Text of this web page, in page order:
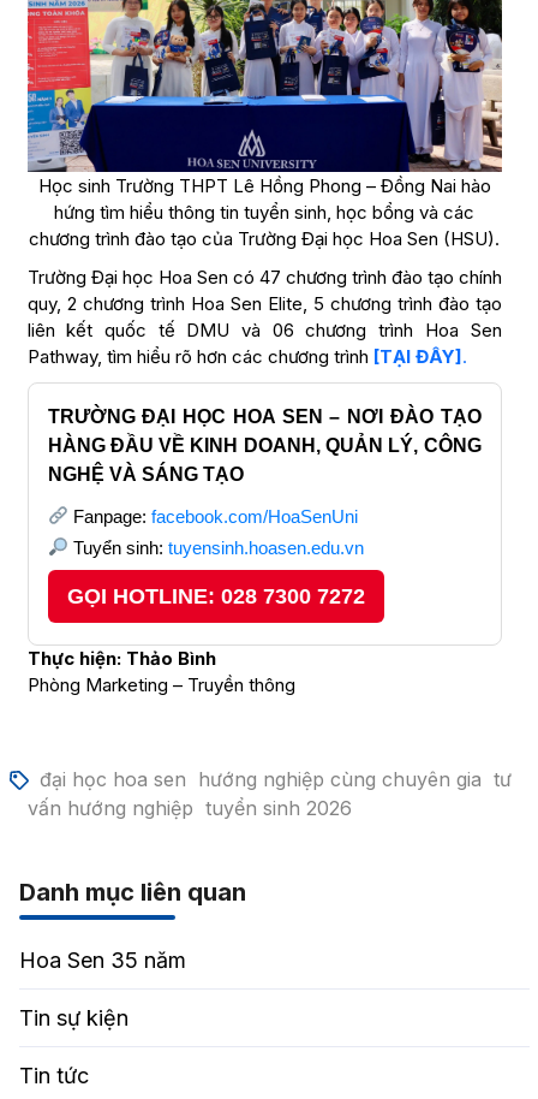
Học sinh Trường THPT Lê Hồng Phong – Đồng Nai hào
hứng tìm hiểu thông tin tuyển sinh, học bổng và các
chương trình đào tạo của Trường Đại học Hoa Sen (HSU).
Trường Đại học Hoa Sen có 47 chương trình đào tạo chính
quy, 2 chương trình Hoa Sen Elite, 5 chương trình đào tạo
liên kết quốc tế DMU và 06 chương trình Hoa Sen
Pathway, tìm hiểu rõ hơn các chương trình [TẠI ĐÂY].
TRƯỜNG ĐẠI HỌC HOA SEN – NƠI ĐÀO TẠO
HÀNG ĐẦU VỀ KINH DOANH, QUẢN LÝ, CÔNG
NGHỆ VÀ SÁNG TẠO
Fanpage: facebook.com/HoaSenUni
Tuyển sinh: tuyensinh.hoasen.edu.vn
GỌI HOTLINE: 028 7300 7272
Thực hiện: Thảo Bình
Phòng Marketing – Truyền thông
đại học hoa sen hướng nghiệp cùng chuyên gia tư
vấn hướng nghiệp tuyển sinh 2026
Danh mục liên quan
Hoa Sen 35 năm
Tin sự kiện
Tin tức